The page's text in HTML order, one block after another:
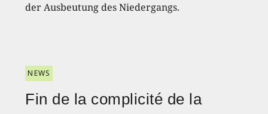
der Ausbeutung des Niedergangs.
NEWS
Fin de la complicité de la